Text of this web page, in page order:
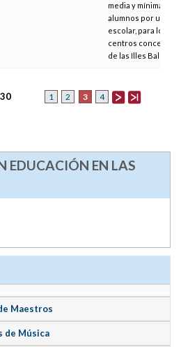
media y mínima de
alumnos por unidad
escolar, para los
centros
de las Illes Balears
1 2 3 4
30
EDUCACIÓN EN LAS
Maestros
de Música